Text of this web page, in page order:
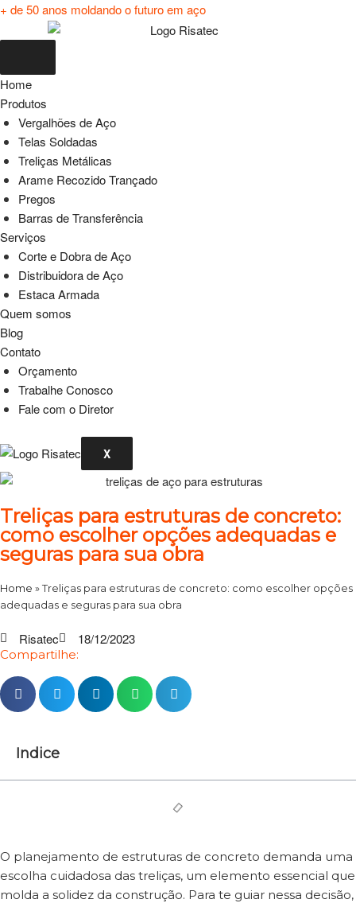
+ de 50 anos moldando o futuro em aço
Home
Produtos
Vergalhões de Aço
Telas Soldadas
Treliças Metálicas
Arame Recozido Trançado
Pregos
Barras de Transferência
Serviços
Corte e Dobra de Aço
Distribuidora de Aço
Estaca Armada
Quem somos
Blog
Contato
Orçamento
Trabalhe Conosco
Fale com o Diretor
X
Treliças para estruturas de concreto:
como escolher opções adequadas e
seguras para sua obra
Home » Treliças para estruturas de concreto: como escolher opções
adequadas e seguras para sua obra
Risatec 18/12/2023
Compartilhe:
Indice
O planejamento de estruturas de concreto demanda uma
escolha cuidadosa das treliças, um elemento essencial que
molda a solidez da construção. Para te guiar nessa decisão,